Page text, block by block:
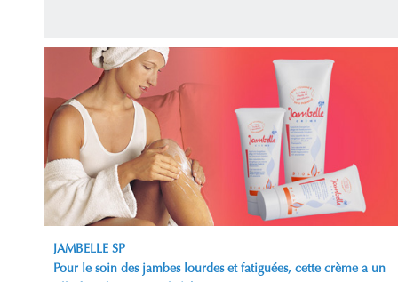
JAMBELLE SP
Pour le soin des jambes lourdes et fatiguées, cette crème a un